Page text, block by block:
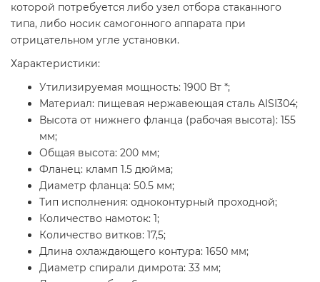
которой потребуется либо узел отбора стаканного
типа, либо носик самогонного аппарата при
отрицательном угле установки.
Характеристики:
Утилизируемая мощность: 1900 Вт *;
Материал: пищевая нержавеющая сталь AISI304;
Высота от нижнего фланца (рабочая высота): 155
мм;
Общая высота: 200 мм;
Фланец: кламп 1.5 дюйма;
Диаметр фланца: 50.5 мм;
Тип исполнения: одноконтурный проходной;
Количество намоток: 1;
Количество витков: 17,5;
Длина охлаждающего контура: 1650 мм;
Диаметр спирали димрота: 33 мм;